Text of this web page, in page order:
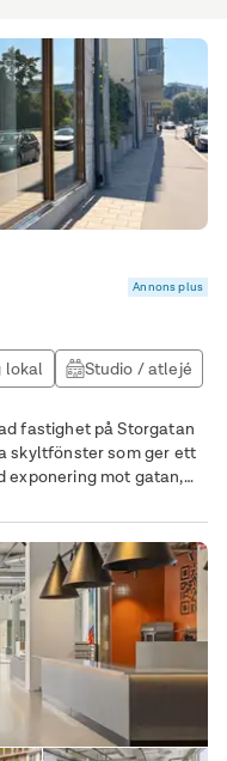
Annons plus
lokal Studio / atlejé
fastighet på Storgatan
exponering mot gatan,